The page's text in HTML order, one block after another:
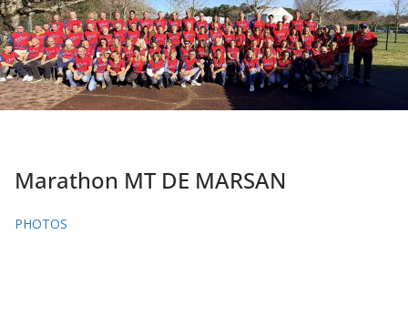
Marathon MT DE MARSAN
PHOTOS